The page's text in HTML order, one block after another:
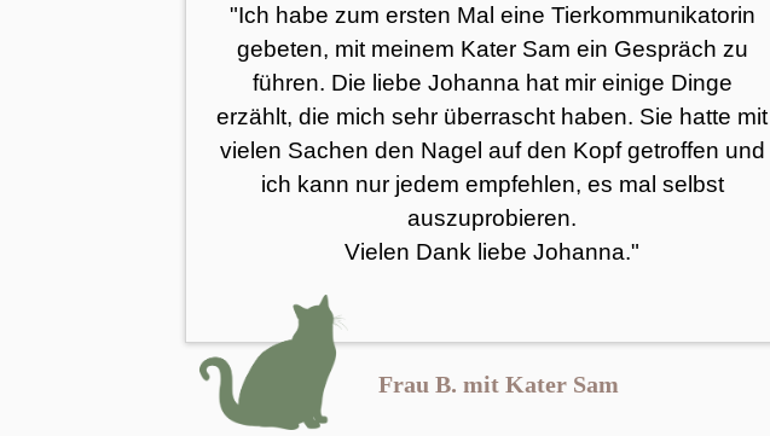
"Ich habe zum ersten Mal eine Tierkommunikatorin
gebeten, mit meinem Kater Sam ein Gespräch zu
führen. Die liebe Johanna hat mir einige Dinge
erzählt, die mich sehr überrascht haben. Sie hatte mit
vielen Sachen den Nagel auf den Kopf getroffen und
ich kann nur jedem empfehlen, es mal selbst
auszuprobieren.
Vielen Dank liebe Johanna."
Frau B. mit Kater Sam